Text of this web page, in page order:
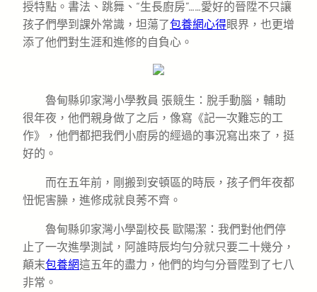
授特點。書法、跳舞、“生長廚房”……愛好的晉陞不只讓
孩子們學到課外常識，坦蕩了包養網心得眼界，也更增
添了他們對生涯和進修的自負心。
魯甸縣卯家灣小學教員 張競生：脫手動腦，輔助
很年夜，他們親身做了之后，像寫《記一次難忘的工
作》，他們都把我們小廚房的經過的事況寫出來了，挺
好的。
而在五年前，剛搬到安頓區的時辰，孩子們年夜都
忸怩害臊，進修成就良莠不齊。
魯甸縣卯家灣小學副校長 歐陽潔：我們對他們停
止了一次進學測試，阿誰時辰均勻分就只要二十幾分，
顛末包養網這五年的盡力，他們的均勻分晉陞到了七八
非常。